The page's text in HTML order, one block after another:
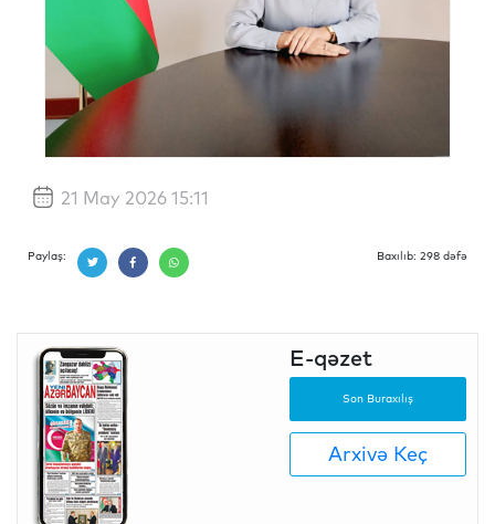
21 May 2026 15:11
Paylaş: Baxılıb: 298 dəfə
E-qəzet
Son Buraxılış
Arxivə Keç